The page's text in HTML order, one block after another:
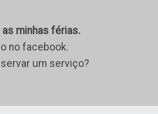
as minhas férias.
no facebook.
um serviço?